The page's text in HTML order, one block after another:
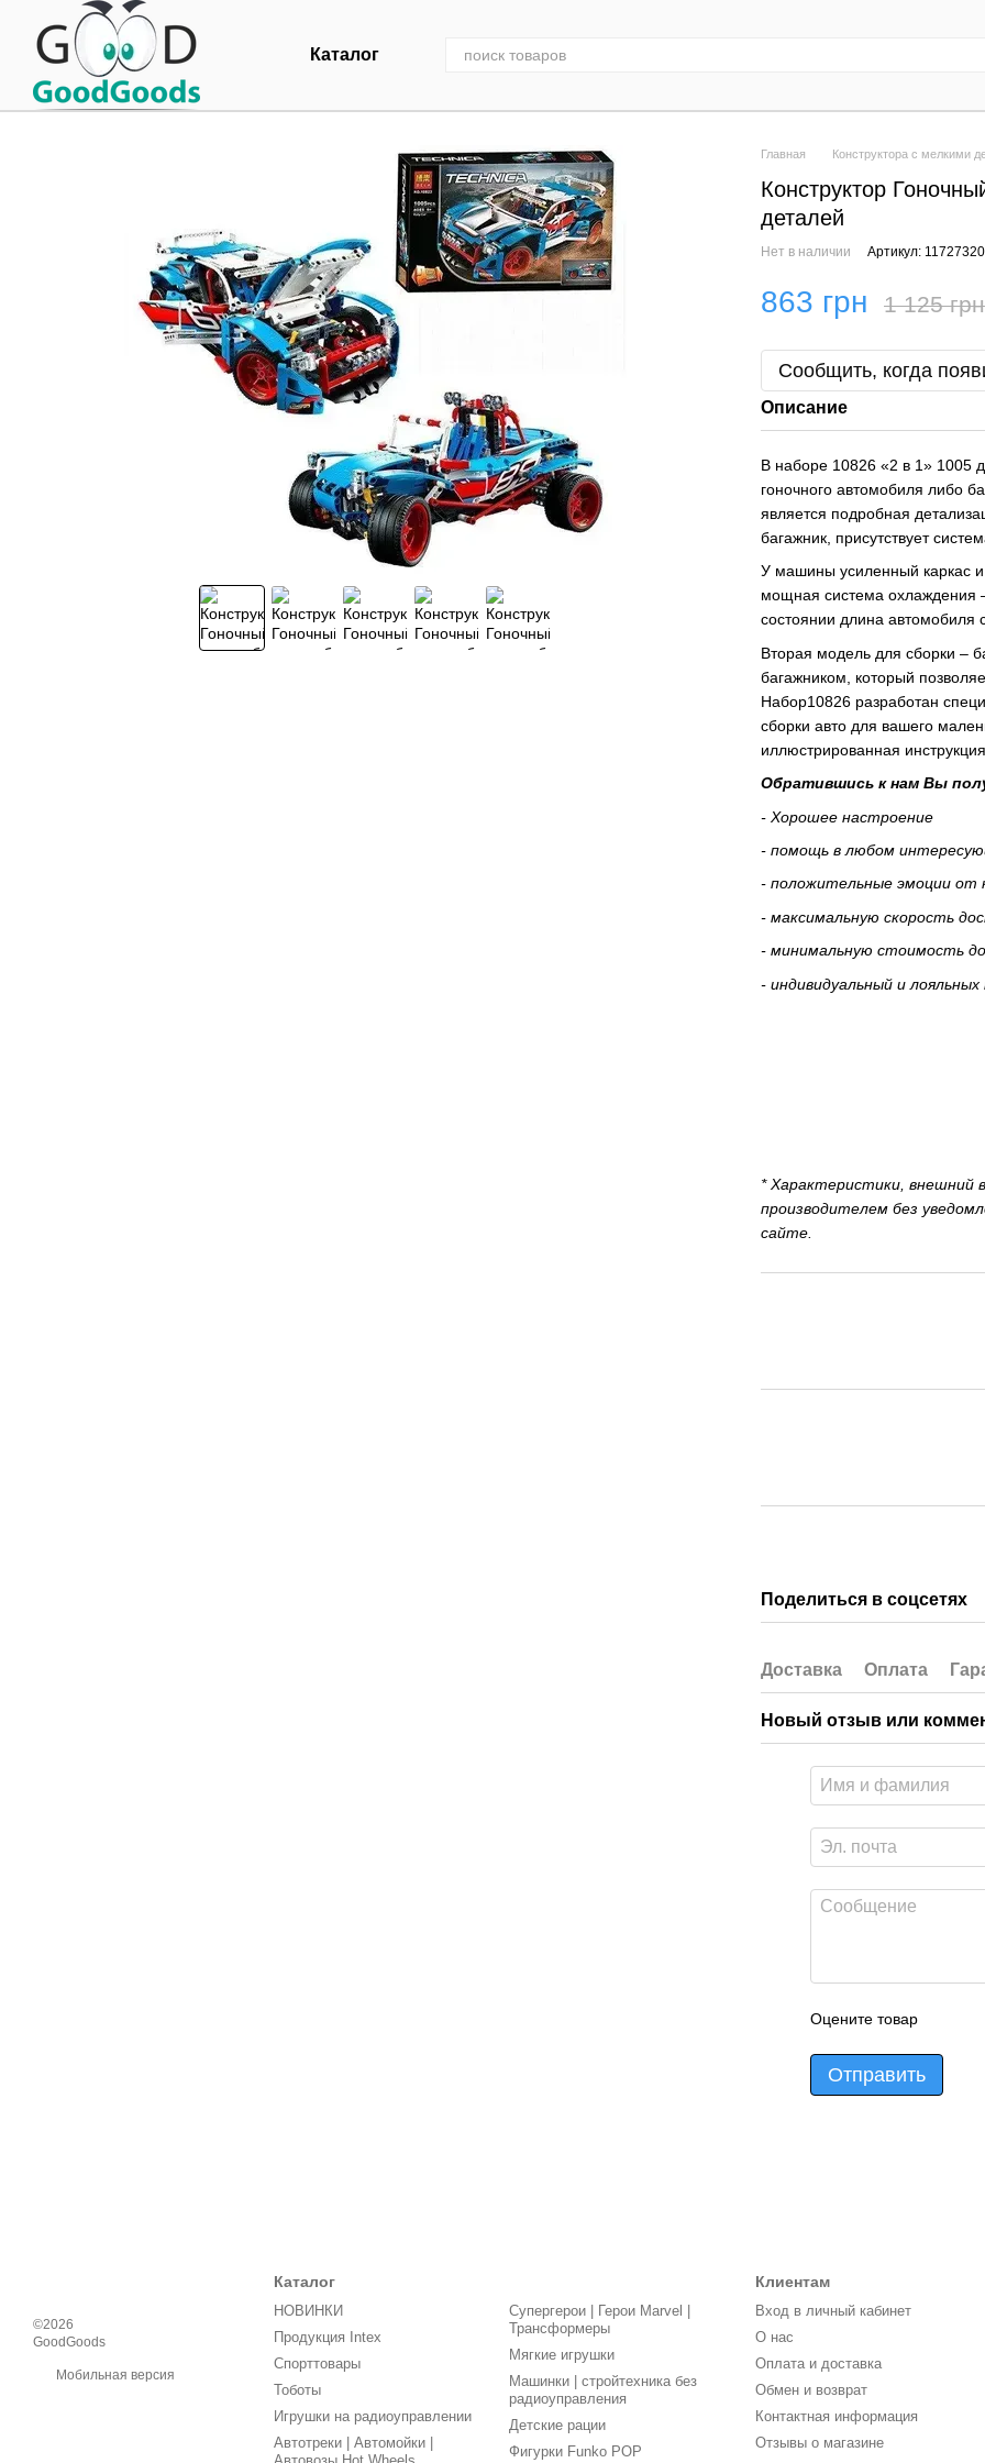
Перейти к основному контенту
Каталог
Главная Конструктора с мелкими
Конструктор
деталей
Нет в наличии Артикул:
863 грн 1 125 грн
Сообщить, когда
Описание
В наборе 10826 «2 в 1» 1005
гоночного автомобиля либо
является подробная
багажник, присутствует
У машины усиленный каркас
мощная система охлаждения
состоянии длина автомобиля
Вторая модель для сборки –
багажником, который
Набор10826 разработан
сборки авто для вашего
иллюстрированная инструкция.
Обратившись к нам Вы
- Хорошее настроение
- помощь в любом
- положительные эмоции от
- максимальную скорость
- минимальную стоимость
- индивидуальный и
* Характеристики, внешний
производителем без
сайте.
Поделиться в соцсетях
Доставка Оплата
Новый отзыв или
Оцените товар
Отправить
©2026
GoodGoods
Мобильная версия
Каталог
НОВИНКИ
Продукция Intex
Спорттовары
Тоботы
Игрушки на радиоуправлении
Автотреки | Автомойки |
Супергерои | Герои Marvel |
Трансформеры
Мягкие игрушки
Машинки | стройтехника без
радиоуправления
Детские рации
Фигурки Funko POP
Клиентам
Вход в личный кабинет
О нас
Оплата и доставка
Обмен и возврат
Контактная информация
Отзывы о магазине